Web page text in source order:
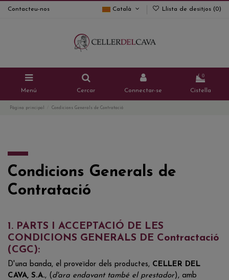
Contacteu-nos Català Llista de desitjos (0)
Menú Cercar Connectar-se
0
Cistella
Pàgina principal Condicions Generals de Contratació
Condicions Generals de
Contratació
1. PARTS I ACCEPTACIÓ DE LES
CONDICIONS GENERALS DE Contractació
(CGC):
D'una banda, el proveïdor dels productes, CELLER DEL
CAVA, S.A., ( d'ara endavant també el prestador), amb